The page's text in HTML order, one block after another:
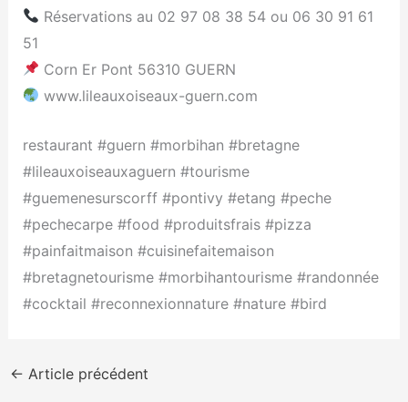
Réservations au 02 97 08 38 54 ou 06 30 91 61
51
Corn Er Pont 56310 GUERN
www.lileauxoiseaux-guern.com
restaurant #guern #morbihan #bretagne
#lileauxoiseauxaguern #tourisme
#guemenesurscorff #pontivy #etang #peche
#pechecarpe #food #produitsfrais #pizza
#painfaitmaison #cuisinefaitemaison
#bretagnetourisme #morbihantourisme #randonnée
#cocktail #reconnexionnature #nature #bird
← Article précédent